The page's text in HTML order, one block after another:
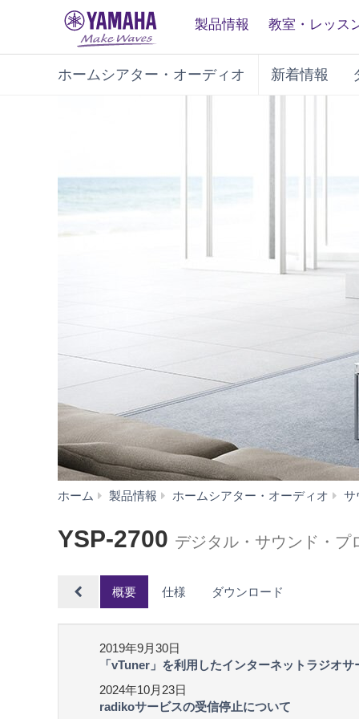
製品情報 教室・レッス
ホームシアター・オーディオ 新着情報
ホーム 製品情報 ホームシアター・オーディオ サ
YSP-2700 デジタル・サウンド・プ
概要 仕様 ダウンロード
2019年9月30日
「vTuner」を利用したインターネットラジオ
2024年10月23日
radikoサービスの受信停止について